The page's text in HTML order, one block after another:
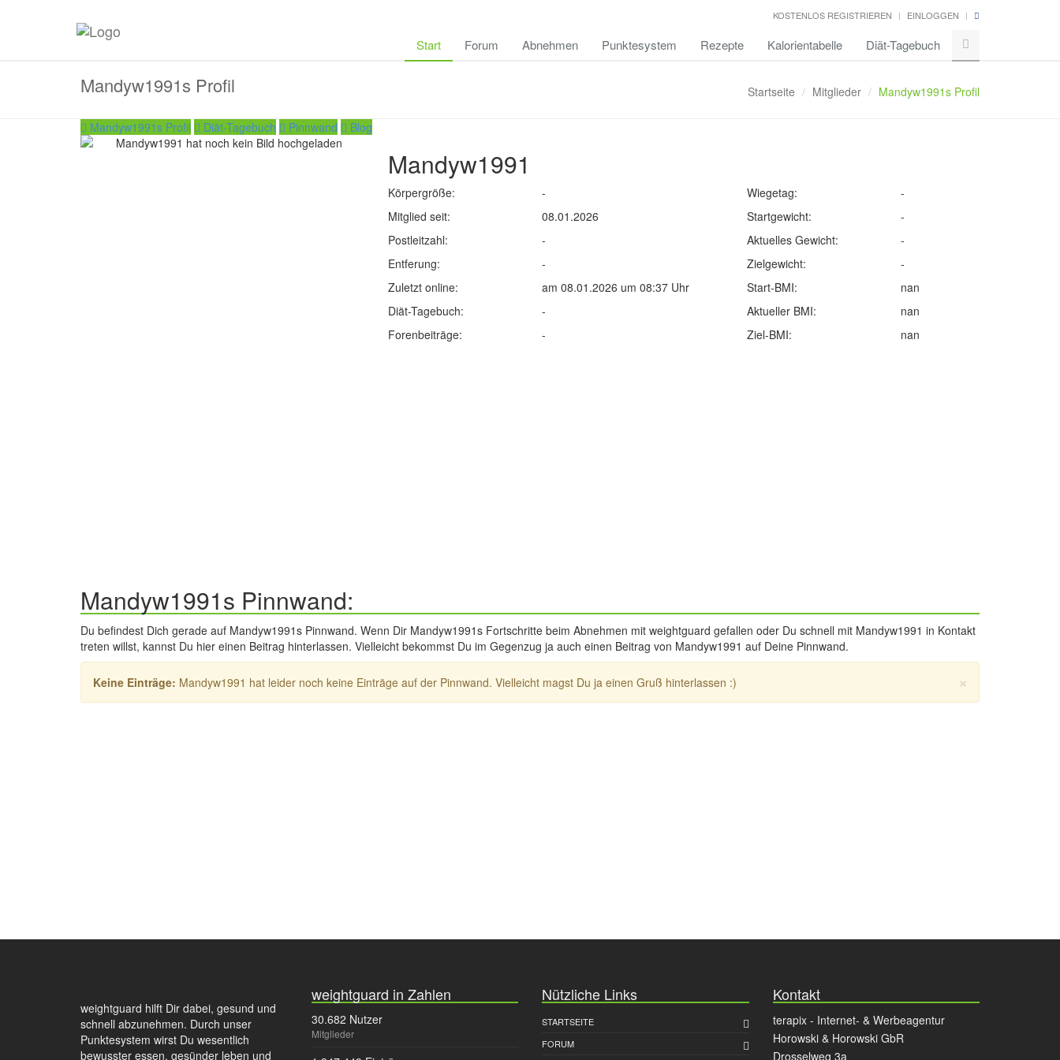
KOSTENLOS REGISTRIEREN EINLOGGEN
Start Forum Abnehmen Punktesystem Rezepte Kalorientabelle Diät-Tagebuch
Mandyw1991s Profil Startseite Mitglieder Mandyw1991s Profil
Mandyw1991s Profil Diät-Tagebuch Pinnwand Blog
Mandyw1991
Körpergröße: - Wiegetag:
-
Mitglied seit:
08.01.2026 Startgewicht:
-
Postleitzahl:
- Aktuelles Gewicht:
-
Entferung:
- Zielgewicht:
-
Zuletzt online:
am 08.01.2026 um 08:37 Uhr Start-BMI:
nan
Diät-Tagebuch:
- Aktueller BMI:
nan
Forenbeiträge:
- Ziel-BMI: nan
Mandyw1991s Pinnwand:
Du befindest Dich gerade auf Mandyw1991s Pinnwand. Wenn Dir Mandyw1991s Fortschritte beim Abnehmen mit weightguard gefallen oder Du schnell mit Mandyw1991 in Kontakt
treten willst, kannst Du hier einen Beitrag hinterlassen. Vielleicht bekommst Du im Gegenzug ja auch einen Beitrag von Mandyw1991 auf Deine Pinnwand.
×
Keine Einträge: Mandyw1991 hat leider noch keine Einträge auf der Pinnwand. Vielleicht magst Du ja einen Gruß hinterlassen :)
weightguard hilft Dir dabei, gesund und
schnell abzunehmen. Durch unser
Punktesystem wirst Du wesentlich
bewusster essen, gesünder leben und
weightguard in Zahlen
30.682 Nutzer
Mitglieder
Nützliche Links
STARTSEITE
FORUM
Kontakt
terapix - Internet- & Werbeagentur
Horowski & Horowski GbR
Drosselweg 3a